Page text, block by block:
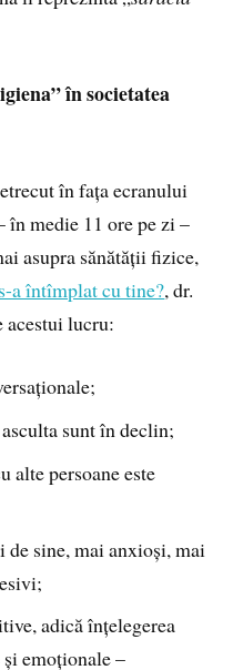
în societatea
în fața ecranului
medie 11 ore pe zi –
asupra sănătății fizice,
a întîmplat cu tine?, dr.
acestui lucru:
sunt în declin;
alte persoane este
sine, mai anxioși, mai
adică înțelegerea
emoționale –